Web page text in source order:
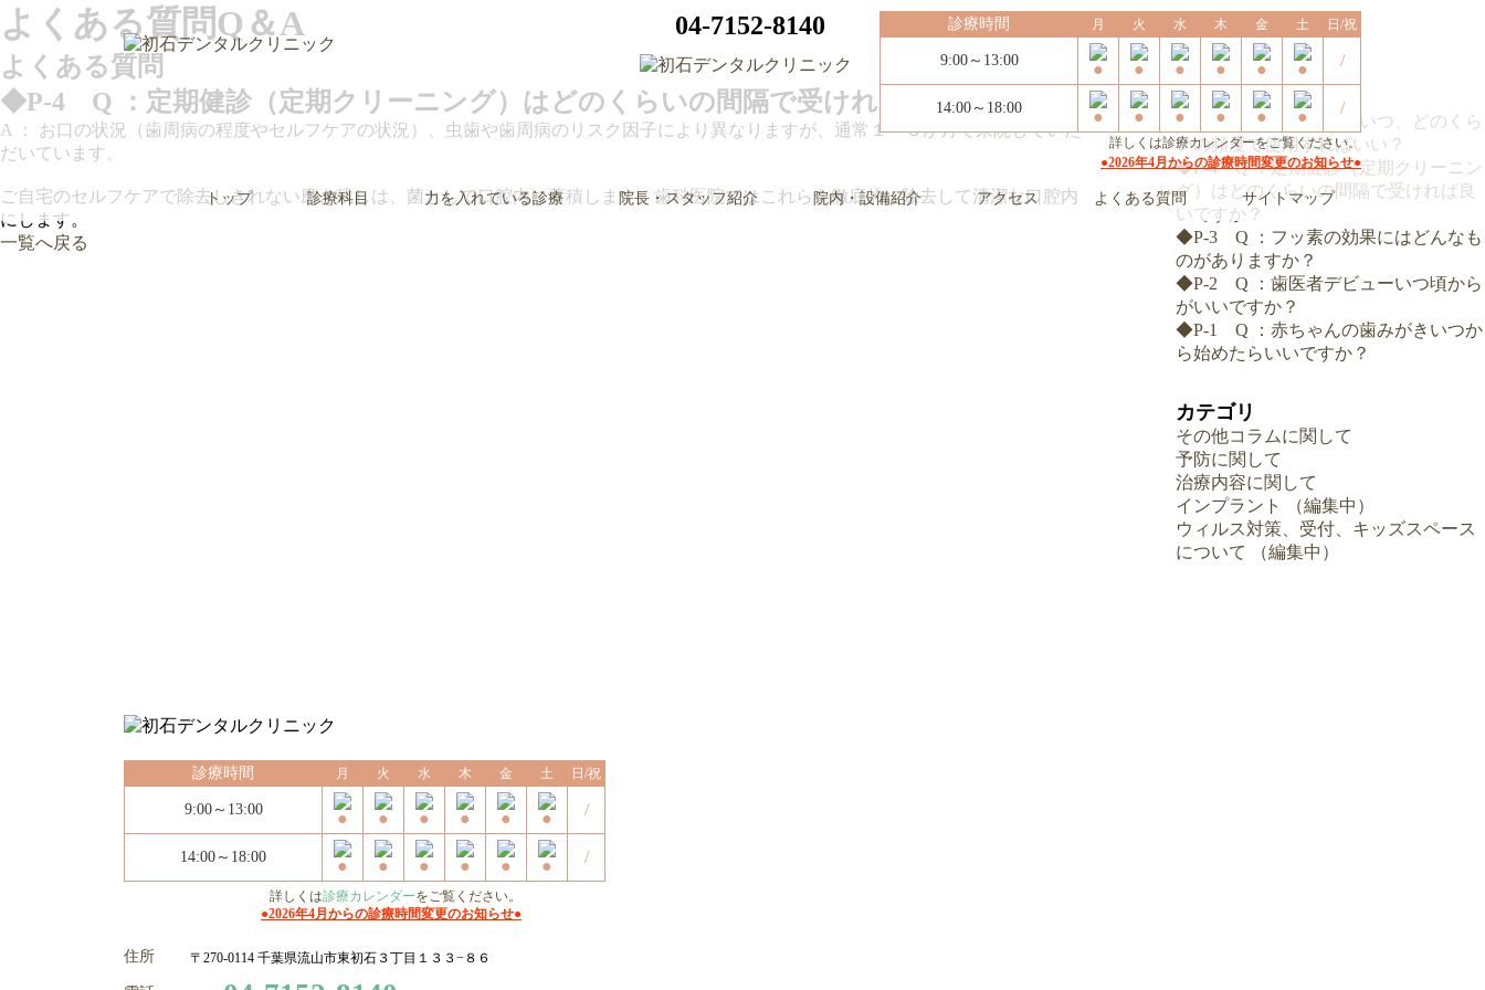
04-7152-8140 診療時間 月 火 水 木 金 土 日/祝
9:00～13:00 /
14:00～ 18:00 /
詳しくは診療カレンダーをご覧ください。
●2026年4月からの診療時間変更のお知らせ●
トップ 診療科目 力を入れている診療 院長・スタッフ紹介 院内・設備紹介 アクセス よくある質問 サイトマップ
よくある質問Q＆A
よくある質問
◆P-4 Q ：定期健診（定期クリーニング）はどのくらいの間隔で受ければ良いですか？
A ： お口の状況（歯周病の程度やセルフケアの状況）、虫歯や歯周病のリスク因子により異なりますが、通常１～３か月で来院していた
だいています。
ご自宅のセルフケアで除去しきれない磨き残しは、菌として口腔内に蓄積します。歯科医院ではこれらを徹底的に除去して清潔な口腔内
にします。
一覧へ戻る
最近の投稿
◆P-5 Q ：うがい薬はいつ、どのくら
いの頻度で使用すればいい？
◆P-4 Q ：定期健診（定期クリーニン
グ）はどのくらいの間隔で受ければ良
いですか？
◆P-3 Q ：フッ素の効果にはどんなも
のがありますか？
◆P-2 Q ：歯医者デビューいつ頃から
がいいですか？
◆P-1 Q ：赤ちゃんの歯みがきいつか
ら始めたらいいですか？
カテゴリ
その他コラムに関して
予防に関して
治療内容に関して
インプラント （編集中）
ウィルス対策、受付、キッズスペース
について （編集中）
診療時間 月 火 水 木 金 土 日/祝
9:00～13:00 /
14:00～ 18:00 /
詳しくは診療カレンダーをご覧ください。
●2026年4月からの診療時間変更のお知らせ●
住所 〒270-0114 千葉県流山市東初石３丁目１３３−８６
★土曜：14:30〜18:00